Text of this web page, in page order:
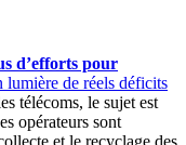
d’efforts pour
lumière de réels déficits
télécoms, le sujet est
opérateurs sont
et le recyclage des